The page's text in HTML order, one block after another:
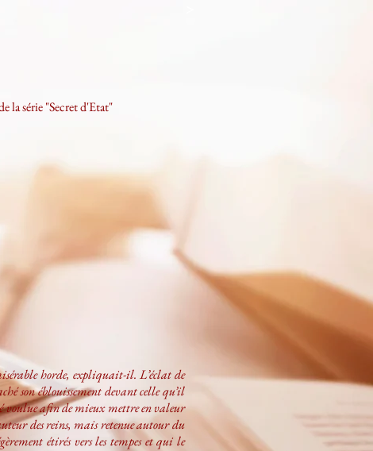
la série "Secret d'Etat"
horde, expliquait-il. L’éclat de
son éblouissement devant celle qu’il
voulue afin de mieux mettre en valeur
des reins, mais retenue autour du
étirés vers les tempes et qui le